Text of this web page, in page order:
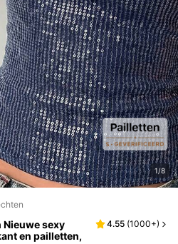
1/8
Nieuwe sexy
en pailletten,
4.55 (1000+)